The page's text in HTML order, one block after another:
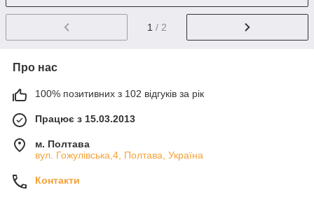
1 / 2
Про нас
100% позитивних з 102 відгуків за рік
Працює з 15.03.2013
м. Полтава
вул. Гожулівська,4, Полтава, Україна
Контакти